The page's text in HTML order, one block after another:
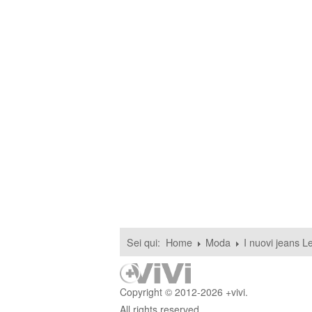
Sei qui: Home Moda I nuovi jeans
Copyright © 2012-2026 +vivi.